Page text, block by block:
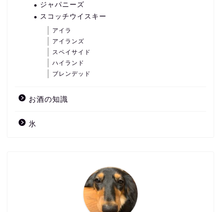
ジャパニーズ
スコッチウイスキー
アイラ
アイランズ
スペイサイド
ハイランド
ブレンデッド
お酒の知識
氷